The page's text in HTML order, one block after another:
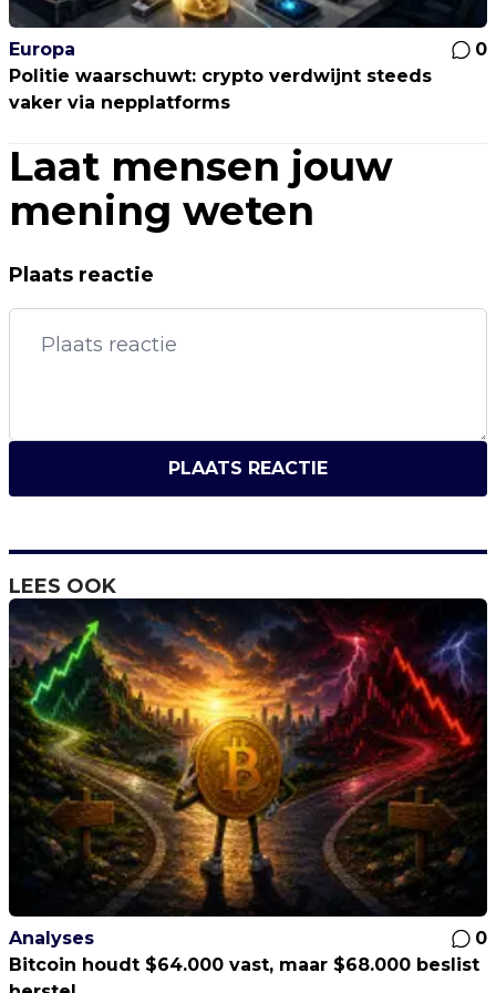
Europa
0
Politie waarschuwt: crypto verdwijnt steeds
vaker via nepplatforms
Laat mensen jouw
mening weten
Plaats reactie
PLAATS REACTIE
LEES OOK
Analyses
0
Bitcoin houdt $64.000 vast, maar $68.000 beslist